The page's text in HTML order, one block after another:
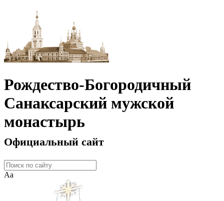
Рождество-Богородичный
Санаксарский мужской
монастырь
Официальный сайт
Аа